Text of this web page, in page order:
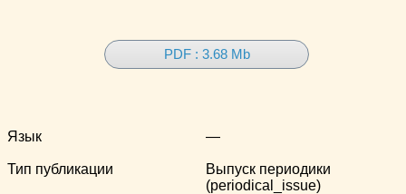
PDF : 3.68 Mb
Язык —
Тип публикации
Выпуск периодики
(periodical_issue)